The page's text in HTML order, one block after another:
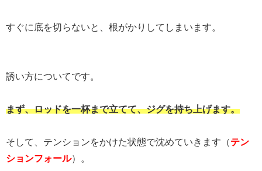
すぐに底を切らないと、根がかりしてしまいます。
誘い方についてです。
まず、ロッドを一杯まで立てて、ジグを持ち上げます。
そして、テンションをかけた状態で沈めていきます（テン
ションフォール）。